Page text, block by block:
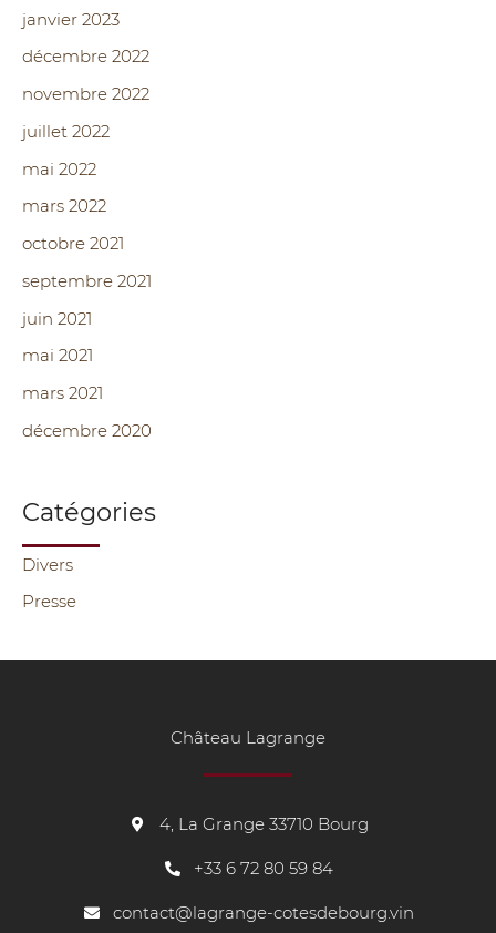
janvier 2023
décembre 2022
novembre 2022
juillet 2022
mai 2022
mars 2022
octobre 2021
septembre 2021
juin 2021
mai 2021
mars 2021
décembre 2020
Catégories
Divers
Presse
Château Lagrange
4, La Grange 33710 Bourg
+336 72 80 59 84
contact@lagrange-cotesdebourg.vin